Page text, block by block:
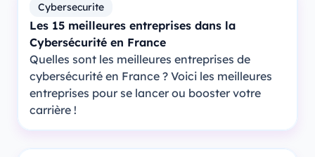
Cybersecurite
Les 15 meilleures entreprises dans la
Cybersécurité en France
Quelles sont les meilleures entreprises de
cybersécurité en France ? Voici les meilleures
entreprises pour se lancer ou booster votre
carrière !